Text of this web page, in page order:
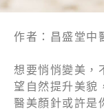
作者：昌盛堂中
想要悄悄變美，
望自然提升美貌
醫美顏針或許是